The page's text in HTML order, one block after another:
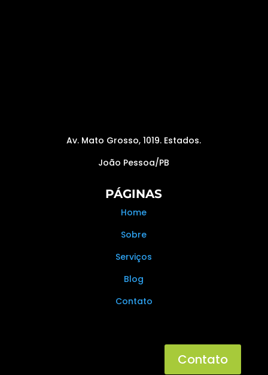
Av. Mato Grosso, 1019. Estados.
João Pessoa/PB
PÁGINAS
Home
Sobre
Serviços
Blog
Contato
Contato